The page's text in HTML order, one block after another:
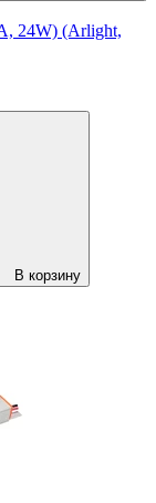
24W) (Arlight,
В корзину